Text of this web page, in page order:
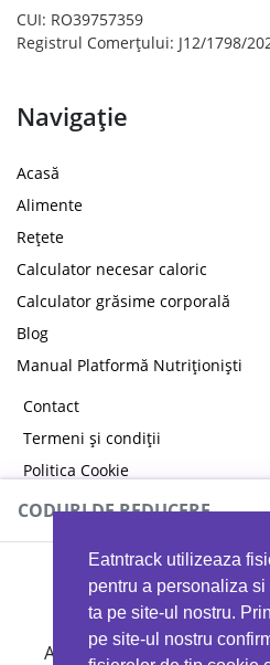
Eatntrack utilizeaza
pentru a personaliza
ta pe site-ul nostru.
pe site-ul nostru
CUI: RO39757359
Registrul Comerțului: J12/1798/
Navigație
Acasă
Alimente
Rețete
Calculator necesar caloric
Calculator grăsime corporală
Blog
Manual Platformă Nutriționiști
Contact
Termeni și condiții
Politica Cookie
Politica de confidențialitate
CODURI DE REDUCERE
Ai 40%reducere la orice